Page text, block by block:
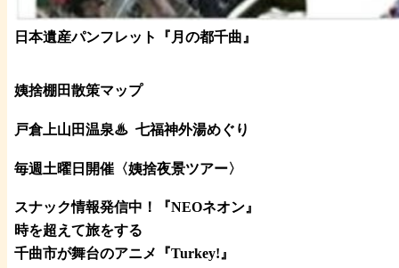
日本遺産パンフレット 『月の都千曲 』
姨捨棚田散策マップ
戸倉上山田温泉♨ 七福神外湯めぐり
毎週土曜日開催〈姨捨夜景ツアー〉
スナック情報発信中！『NEOネオン』
時を超えて旅をする
千曲市が舞台のアニメ『Turkey!』